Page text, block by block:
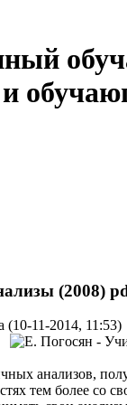
и
(2008)
(10-11-2014, 11:53)
анализов,
тем более со